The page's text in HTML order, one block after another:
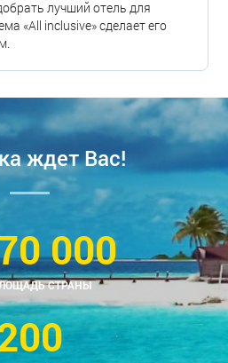
лучший отель для
«All inclusive» сделает его
ждет Вас!
000
СТРАНЫ